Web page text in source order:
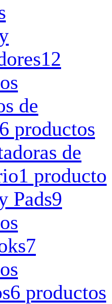
12
de
6 productos
de
1 producto
Pads9
7
6 productos